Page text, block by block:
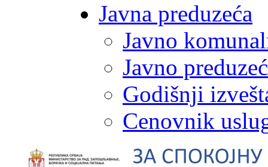
Javna preduzeća
Javno
Javno
Godišnji
Cenovnik